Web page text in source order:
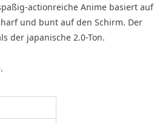
actionreiche Anime basiert auf
und bunt auf den Schirm. Der
der japanische 2.0-Ton.